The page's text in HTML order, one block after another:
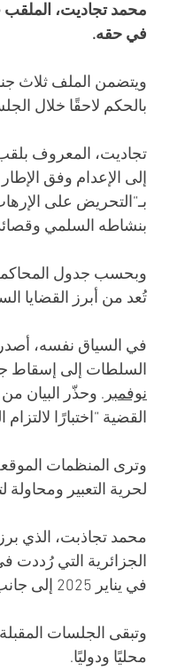
محمد تجاديت،
في حقه.
ويتضمن الملف ثلاث
بالحكم لاحقًا خلال
تجاديت، المعروف
إلى الإعدام وفق
بـ“التحريض على
بنشاطه السلمي
تُعد من أبرز القضايا
في السياق نفسه،
السلطات إلى إسقاط
نوفمبر. وحذّر البيان
القضية “اختبارًا
وترى المنظمات
لحرية التعبير
الجزائرية التي رُددت
في يناير 2025 إلى جانب مجموعة من النشطاء.
وتبقى الجلسات
محليًا ودوليًا.